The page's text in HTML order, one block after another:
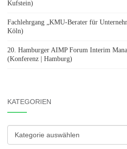
Kufstein)
Fachlehrgang „KMU-Berater für
Köln)
20. Hamburger AIMP Forum Interim
(Konferenz | Hamburg)
KATEGORIEN
Kategorien